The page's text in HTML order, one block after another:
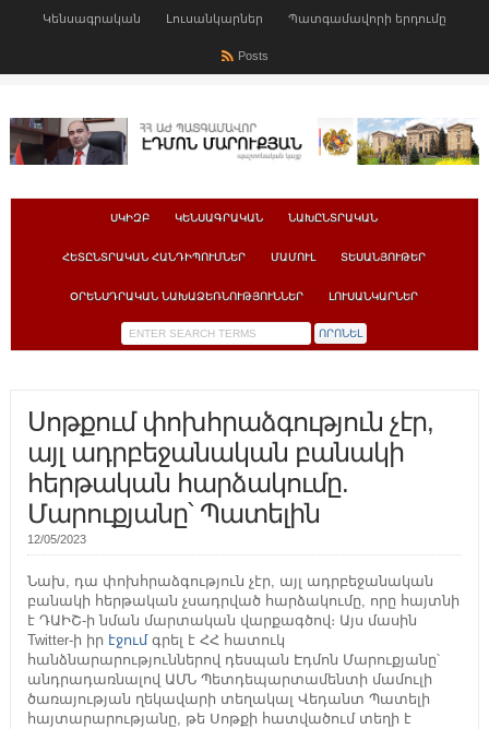
Կենսագրական Լուսանկարներ Պատգամավորի երդումը
Posts
ՍԿԻԶԲ ԿԵՆՍԱԳՐԱԿԱՆ ՆԱԽԸՆՏՐԱԿԱՆ
ՀԵՏԸՆՏՐԱԿԱՆ ՀԱՆԴԻՊՈՒՄՆԵՐ ՄԱՄՈՒԼ ՏԵՍԱՆՅՈՒԹԵՐ
ՕՐԵՆՍԴՐԱԿԱՆ ՆԱԽԱՁԵՌՆՈՒԹՅՈՒՆՆԵՐ ԼՈՒՍԱՆԿԱՐՆԵՐ
Սոթքում փոխհրաձգություն չէր,
այլ ադրբեջանական բանակի
հերթական հարձակումը.
Մարուքյանը՝ Պատելին
12/05/2023
Նախ, դա փոխհրաձգություն չէր, այլ ադրբեջանական
բանակի հերթական չսադրված հարձակումը, որը հայտնի
է ԴԱԻՇ-ի նման մարտական վարքագծով։ Այս մասին
Twitter-ի իր էջումգրել է ՀՀ հատուկ
հանձնարարություններով դեսպան Էդմոն Մարուքյանը՝
անդրադառնալով ԱՄՆ Պետդեպարտամենտի մամուլի
ծառայության ղեկավարի տեղակալ Վեդանտ Պատելի
հայտարարությանը, թե Սոթքի հատվածում տեղի է